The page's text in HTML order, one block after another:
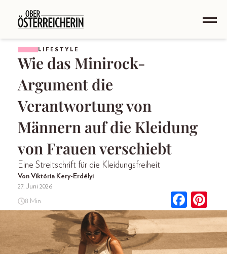
LIFESTYLE
Wie das Minirock-
Argument die
Verantwortung von
Männern auf die Kleidung
von Frauen verschiebt
Eine Streitschrift für die Kleidungsfreiheit
Von Viktória Kery-Erdélyi
27. Juni 2026
8 Min.